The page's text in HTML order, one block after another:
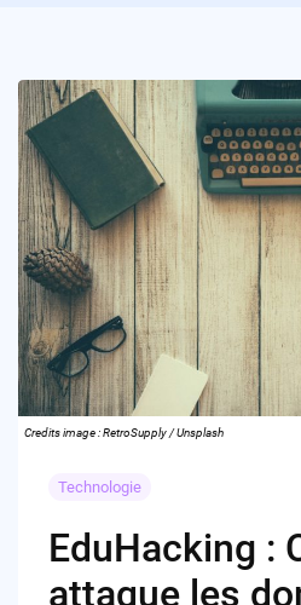
Credits image : RetroSupply / Unsplash
Technologie
EduHacking :
attaque les